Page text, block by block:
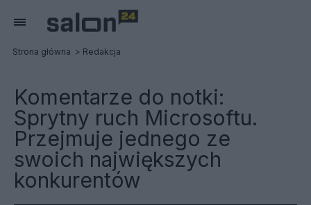
Strona główna Redakcja
Komentarze do notki:
Sprytny ruch Microsoftu.
Przejmuje jednego ze
swoich największych
konkurentów